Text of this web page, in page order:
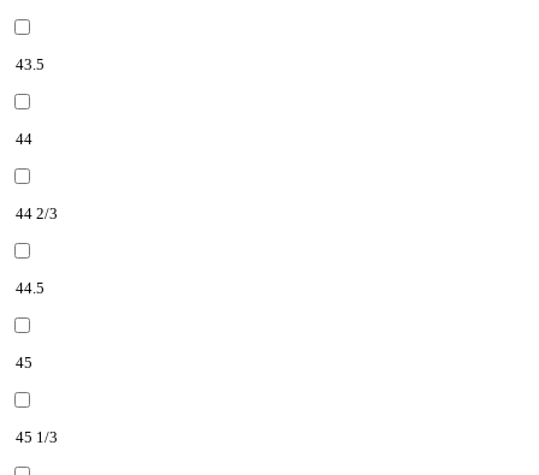
43.5
44
44 2/3
44.5
45
45 1/3